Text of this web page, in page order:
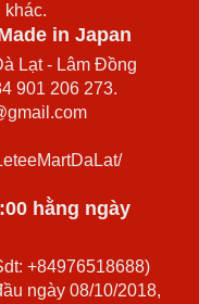
khác.
in Japan
Lạt - Lâm Đồng
901 206 273.
hằng ngày
+84976518688)
ngày 08/10/2018,